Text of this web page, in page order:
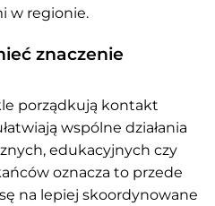
w regionie.
znaczenie
porządkują kontakt
wspólne działania
edukacyjnych czy
oznacza to przede
na lepiej skoordynowane